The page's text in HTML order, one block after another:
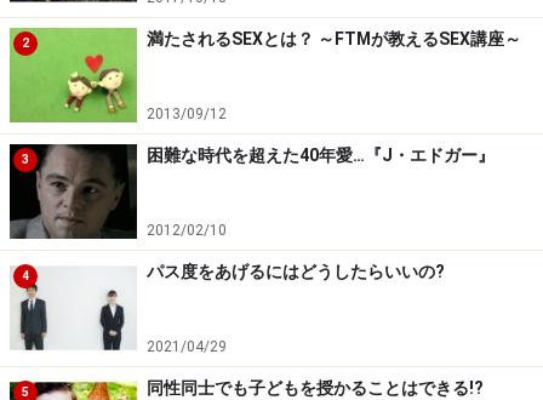
2 満たされるSEXとは？ ～FTMが教えるSEX講座～
2013/09/12
3 困難な時代を超えた40年愛…『J・エドガー』
2012/02/10
4 パス度をあげるにはどうしたらいいの?
2021/04/29
5 同性同士でも子どもを授かることはできる!?